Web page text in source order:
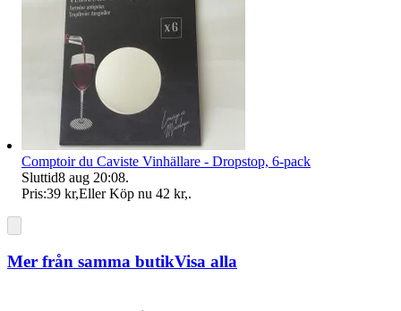
Comptoir du Caviste Vinhällare - Dropstop, 6-pack
Sluttid8 aug 20:08.
Pris:39 kr,Eller Köp nu 42 kr,.
Mer från samma butikVisa alla